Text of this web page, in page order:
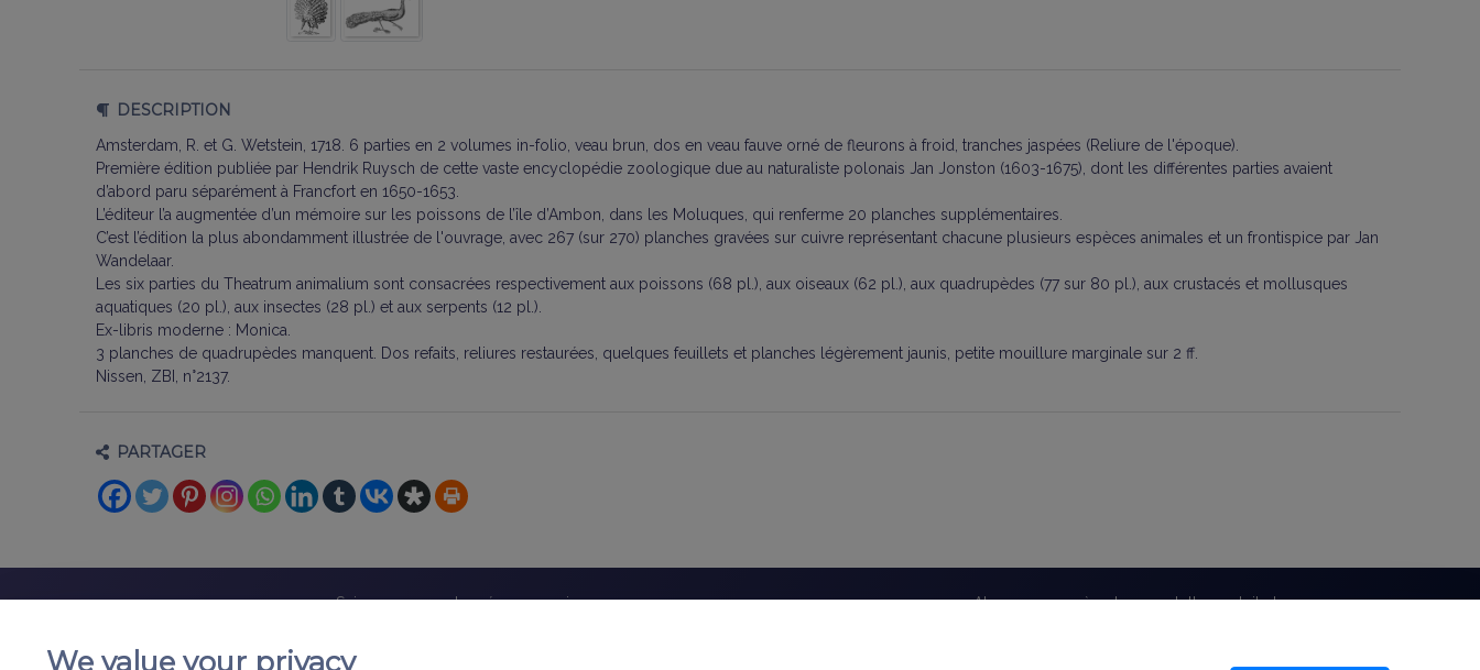
DESCRIPTION
Amsterdam, R. et G. Wetstein, 1718. 6 parties en 2 volumes in-folio, veau brun, dos en veau fauve orné de fleurons à froid, tranches jaspées (Reliure de l'époque).
Première édition publiée par Hendrik Ruysch de cette vaste encyclopédie zoologique due au naturaliste polonais Jan Jonston (1603-1675), dont les différentes parties avaient
d’abord paru séparément à Francfort en 1650-1653.
L’éditeur l’a augmentée d’un mémoire sur les poissons de l’île d’Ambon, dans les Moluques, qui renferme 20 planches supplémentaires.
C’est l’édition la plus abondamment illustrée de l'ouvrage, avec 267 (sur 270) planches gravées sur cuivre représentant chacune plusieurs espèces animales et un frontispice par Jan
Wandelaar.
Les six parties du Theatrum animalium sont consacrées respectivement aux poissons (68 pl.), aux oiseaux (62 pl.), aux quadrupèdes (77 sur 80 pl.), aux crustacés et mollusques
aquatiques (20 pl.), aux insectes (28 pl.) et aux serpents (12 pl.).
Ex-libris moderne : Monica.
3 planches de quadrupèdes manquent. Dos refaits, reliures restaurées, quelques feuillets et planches légèrement jaunis, petite mouillure marginale sur 2 ff.
Nissen, ZBI, n°2137.
PARTAGER
Suivez-nous sur les réseaux sociaux Abonnez-vous à notre newsletter gratuite !
We value your privacy